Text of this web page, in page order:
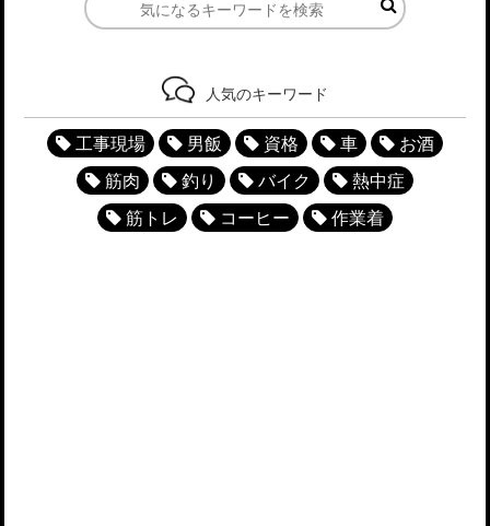
人気のキーワード
工事現場 男飯 資格 車
お酒
筋肉
釣り バイク
熱中症
筋トレ
コーヒー 作業着